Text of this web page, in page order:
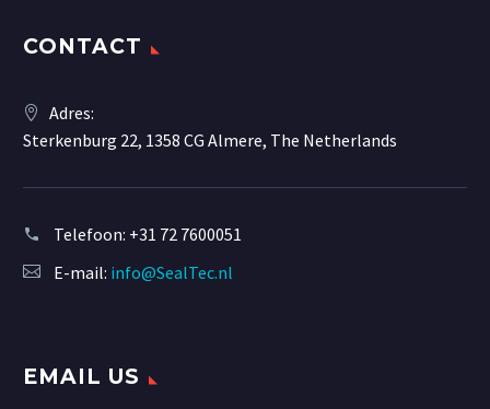
CONTACT
Adres:
Sterkenburg 22, 1358 CG Almere, The Netherlands
Telefoon: +31 72 7600051
E-mail: info@SealTec.nl
EMAIL US